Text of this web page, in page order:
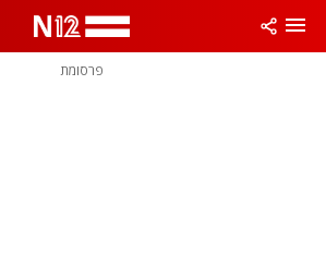
פרסומת